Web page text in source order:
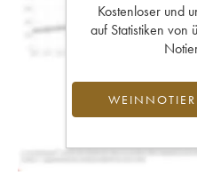
Kostenloser und
auf Statistiken